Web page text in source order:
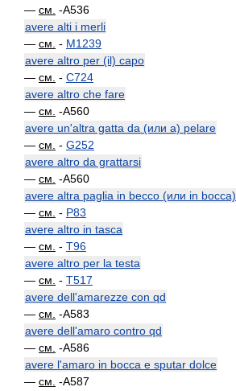
— см. -A536
avere alti i merli
— см. - M1239
avere altro per (il) capo
— см. - C724
avere altro che fare
— см. -A560
avere un'altra gatta da (или a) pelare
— см. - G252
avere altro da grattarsi
— см. -A560
avere altra paglia in becco (или in bocca)
— см. - P83
avere altro in tasca
— см. - T96
avere altro per la testa
— см. - T517
avere dell'amarezze con qd
— см. -A583
avere dell'amaro contro qd
— см. -A586
avere l'amaro in bocca e sputar dolce
— см. -A587